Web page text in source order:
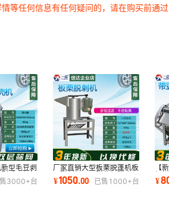
任何信息有任何疑问的，请在购买前通
型毛豆剥
毛豆机打
3000+台
厂家直销大型板栗脱蓬机板
栗脱刺机栗子脱苞机脱皮干
净不伤栗子
¥1050.00 已售 1000+台
【
机
¥